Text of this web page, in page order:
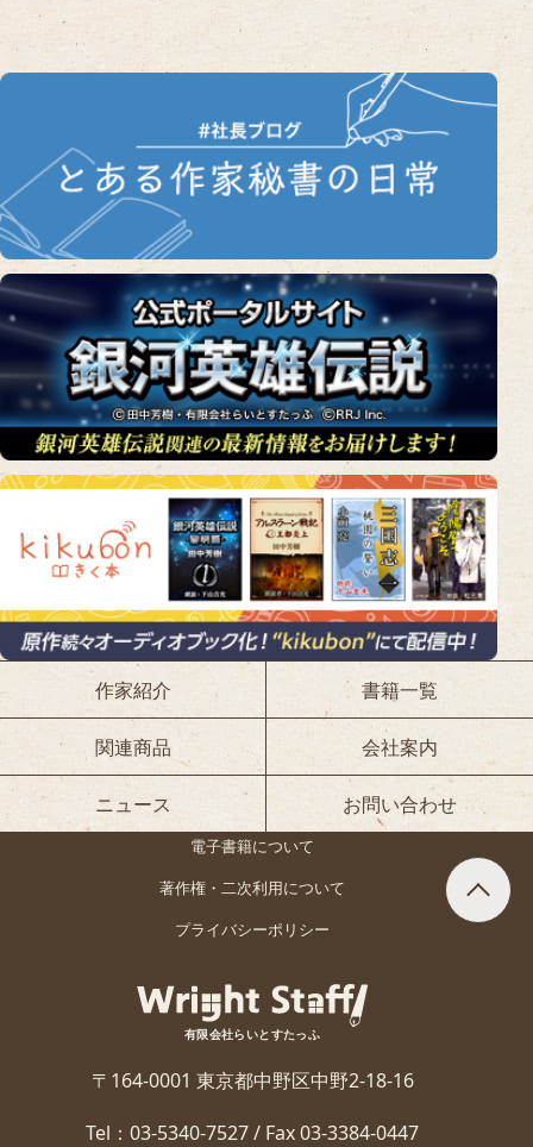
作家紹介 書籍一覧
関連商品 会社案内
ニュース お問い合わせ
電子書籍について
著作権・二次利用について
プライバシーポリシー
有限会社らいとすたっふ
〒164-0001 東京都中野区中野2-18-16
Tel：03-5340-7527 / Fax 03-3384-0447